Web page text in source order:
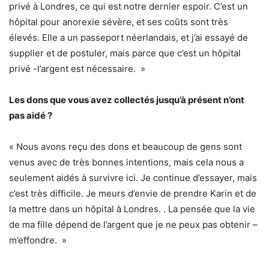
privé à Londres, ce qui est notre dernier espoir. C’est un
hôpital pour anorexie sévère, et ses coûts sont très
élevés. Elle a un passeport néerlandais, et j’ai essayé de
supplier et de postuler, mais parce que c’est un hôpital
privé -l’argent est nécessaire. »
Les dons que vous avez collectés jusqu’à présent n’ont
pas aidé ?
« Nous avons reçu des dons et beaucoup de gens sont
venus avec de très bonnes intentions, mais cela nous a
seulement aidés à survivre ici. Je continue d’essayer, mais
c’est très difficile. Je meurs d’envie de prendre Karin et de
la mettre dans un hôpital à Londres. . La pensée que la vie
de ma fille dépend de l’argent que je ne peux pas obtenir –
m’effondre. »